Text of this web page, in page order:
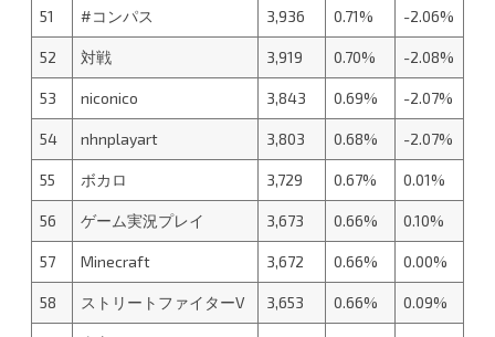
51 #コンパス 3,936 0.71% -2.06%
52 対戦 3,919 0.70% -2.08%
53 niconico 3,843 0.69% -2.07%
54 nhnplayart 3,803 0.68% -2.07%
55 ボカロ 3,729 0.67% 0.01%
56 ゲーム実況プレイ 3,673 0.66% 0.10%
57 Minecraft 3,672 0.66% 0.00%
58 ストリートファイターV 3,653 0.66% 0.09%